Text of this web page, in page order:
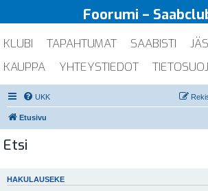
Foorumi –
KLUBI TAPAHTUMAT SAABISTI
KAUPPA
YHTEYSTIEDOT
UKK
Etusivu
Etsi
HAKULAUSEKE